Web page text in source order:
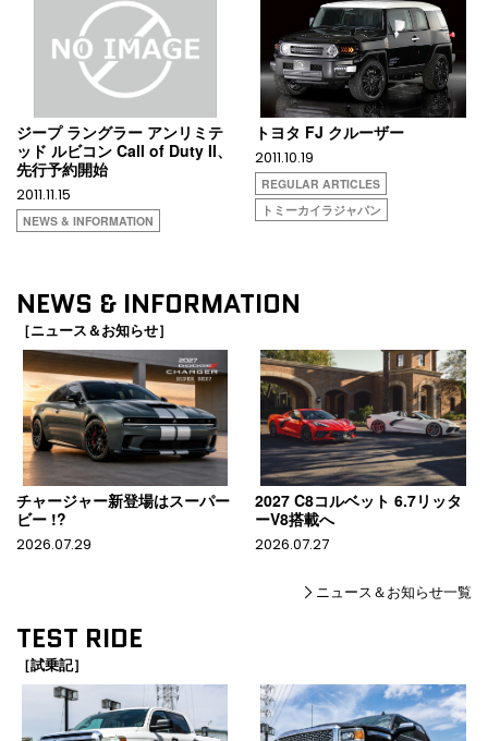
ジープ ラングラー アンリミテ
ッド ルビコン Call of Duty II、
先行予約開始
2011.11.15
NEWS & INFORMATION
トヨタ FJ クルーザー
2011.10.19
REGULAR ARTICLES
トミーカイラジャパン
NEWS & INFORMATION
［ニュース＆お知らせ］
チャージャー新登場はスーパー
ビー !?
2026.07.29
2027 C8コルベット 6.7リッタ
ーV8搭載へ
2026.07.27
ニュース＆お知らせ一覧
TEST RIDE
［試乗記］